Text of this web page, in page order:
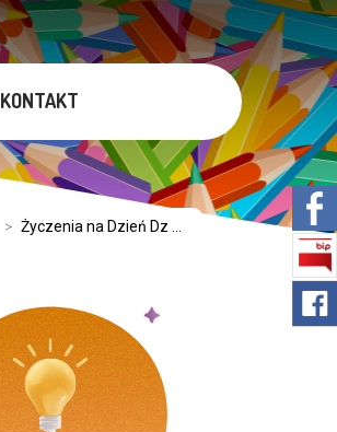
KONTAKT
> Życzenia na Dzień Dz ...